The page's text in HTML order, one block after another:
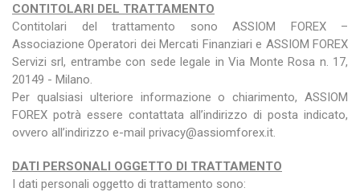
CONTITOLARI DEL TRATTAMENTO
Contitolari del trattamento sono ASSIOM FOREX –
Associazione Operatori dei Mercati Finanziari e ASSIOM FOREX
Servizi srl, entrambe con sede legale in Via Monte Rosa n. 17,
20149 - Milano.
Per qualsiasi ulteriore informazione o chiarimento, ASSIOM
FOREX potrà essere contattata all’indirizzo di posta indicato,
ovvero all’indirizzo e-mail privacy@assiomforex.it.
DATI PERSONALI OGGETTO DI TRATTAMENTO
I dati personali oggetto di trattamento sono: